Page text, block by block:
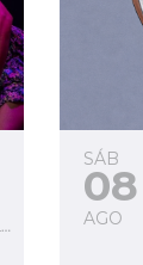
32º FESTIVAL INTERNACIONAL DE JAZZ E BLUES DE PONTEVEDRA
SÁB
08
AGO